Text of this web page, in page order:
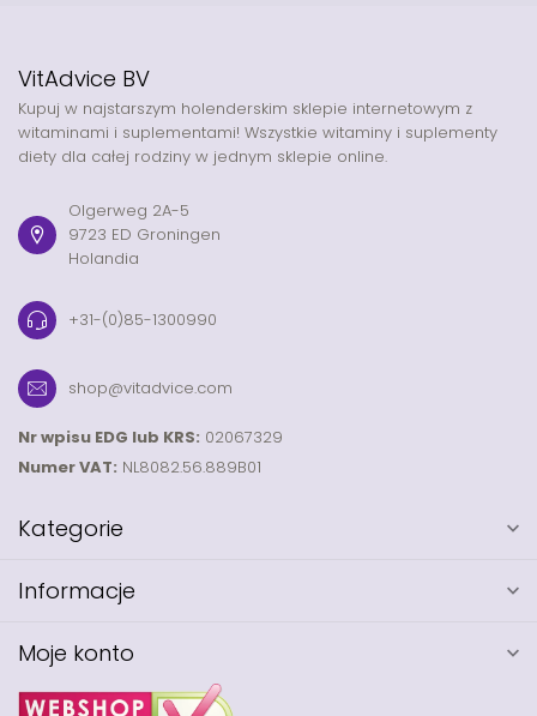
VitAdvice BV
Kupuj w najstarszym holenderskim sklepie internetowym z
witaminami i suplementami! Wszystkie witaminy i suplementy
diety dla całej rodziny w jednym sklepie online.
Olgerweg 2A-5
9723 ED Groningen
Holandia
+31-(0)85-1300990
shop@vitadvice.com
Nr wpisu EDG lub KRS: 02067329
Numer VAT: NL8082.56.889B01
Kategorie
Informacje
Moje konto